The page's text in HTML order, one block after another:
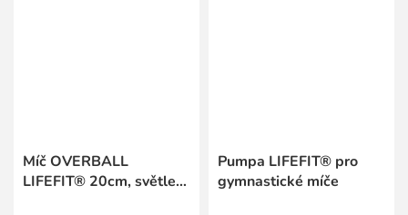
Míč OVERBALL
LIFEFIT® 20cm, světle
Pumpa LIFEFIT® pro
gymnastické míče